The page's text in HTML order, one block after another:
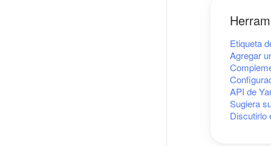
Etiqueta
Agregar
API de
Sugiera
Discutirlo